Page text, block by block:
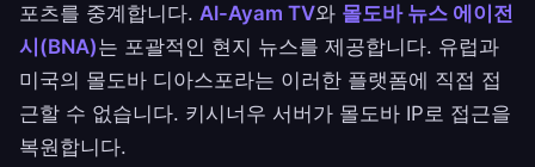
포츠를 중계합니다. Al-Ayam TV와 몰도바 뉴스 에이전
시(BNA)는 포괄적인 현지 뉴스를 제공합니다. 유럽과
미국의 몰도바 디아스포라는 이러한 플랫폼에 직접 접
근할 수 없습니다. 키시너우 서버가 몰도바 IP로 접근을
복원합니다.